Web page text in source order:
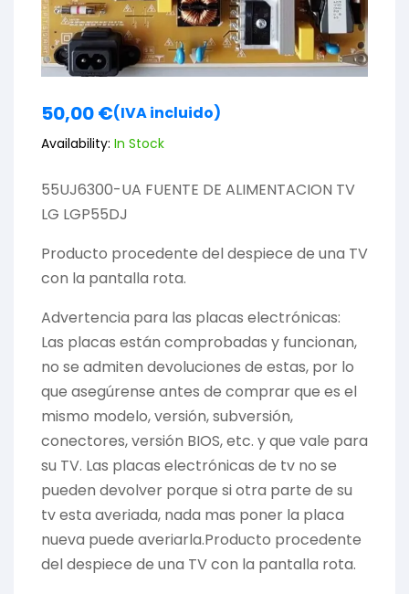
50,00€(IVA incluido)
Availability: In Stock
55UJ6300-UA FUENTE DE ALIMENTACION TV
LG LGP55DJ
Producto procedente del despiece de una TV
con la pantalla rota.
Advertencia para las placas electrónicas:
Las placas están comprobadas y funcionan,
no se admiten devoluciones de estas, por lo
que asegúrense antes de comprar que es el
mismo modelo, versión, subversión,
conectores, versión BIOS, etc. y que vale para
su TV. Las placas electrónicas de tv no se
pueden devolver porque si otra parte de su
tv esta averiada, nada mas poner la placa
nueva puede averiarla.Producto procedente
del despiece de una TV con la pantalla rota.